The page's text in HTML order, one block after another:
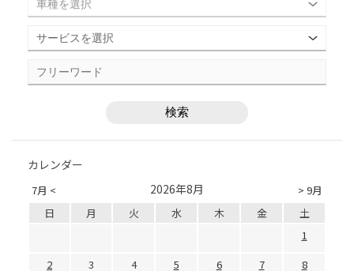
カレンダー
7月 < > 9月
2026年8月
日 月 火 水 木 金
土
1
2
3 4 5 6 7 8